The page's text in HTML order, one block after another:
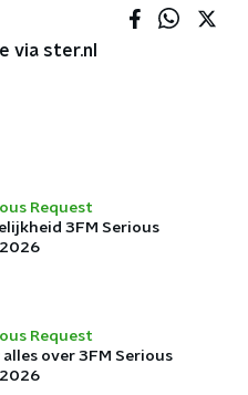
via ster.nl
Request
3FM Serious
Request
alles over 3FM Serious